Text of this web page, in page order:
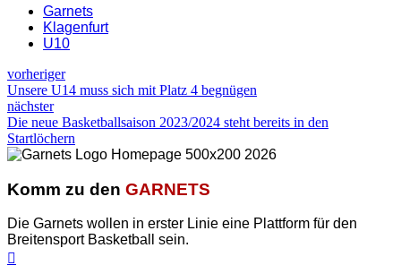
Garnets
Klagenfurt
U10
vorheriger
Unsere U14 muss sich mit Platz 4 begnügen
nächster
Die neue Basketballsaison 2023/2024 steht bereits in den
Startlöchern
Komm zu den GARNETS
Die Garnets wollen in erster Linie eine Plattform für den
Breitensport Basketball sein.